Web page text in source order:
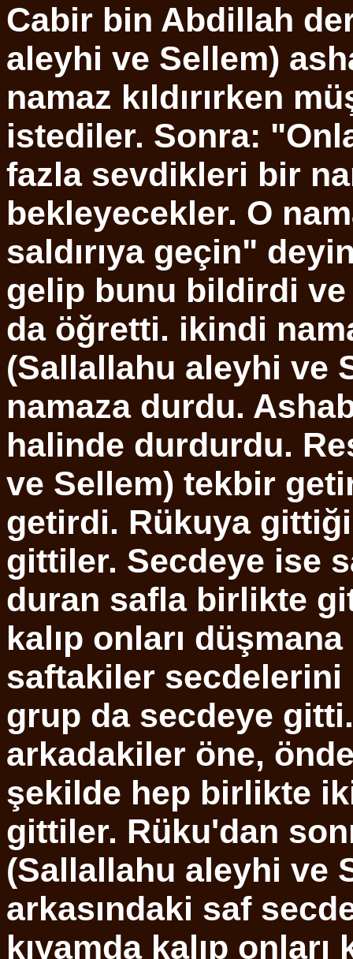
Cabir bin Abdillah
aleyhi ve Sellem)
namaz kıldırırken
istediler. Sonra:
fazla sevdikleri bir
bekleyecekler. O
saldırıya geçin"
gelip bunu bildirdi ve
da öğretti. ikindi
(Sallallahu aleyhi ve
namaza durdu.
halinde durdurdu.
ve Sellem) tekbir
getirdi. Rükuya
gittiler. Secdeye ise
duran safla birlikte
kalıp onları
saftakiler secdelerini
grup da secdeye
arkadakiler öne,
şekilde hep birlikte
gittiler. Rüku'dan
(Sallallahu aleyhi ve
arkasındaki saf
kıyamda kalıp